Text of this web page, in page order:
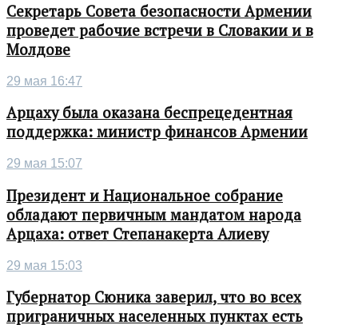
Секретарь Совета безопасности Армении
проведет рабочие встречи в Словакии и в
Молдове
29 мая 16:47
Арцаху была оказана беспрецедентная
поддержка: министр финансов Армении
29 мая 15:07
Президент и Национальное собрание
обладают первичным мандатом народа
Арцаха: ответ Степанакерта Алиеву
29 мая 15:03
Губернатор Сюника заверил, что во всех
приграничных населенных пунктах есть